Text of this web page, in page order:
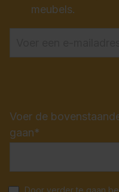
meubels.
Voer de
gaan*
Door verder te gaan